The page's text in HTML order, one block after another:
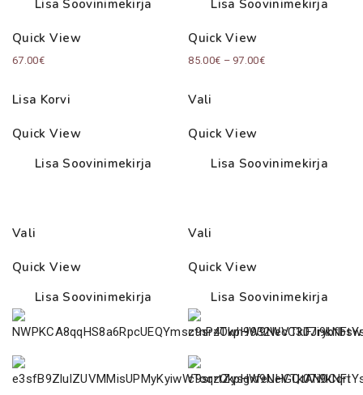
Lisa Soovinimekirja
Quick View
67.00€
Lisa Korvi
Quick View
Lisa Soovinimekirja
Lisa Soovinimekirja
Quick View
85.00€ – 97.00€Price
Vali
Quick View
Lisa Soovinimekirja
Vali
Quick View
Lisa Soovinimekirja
Vali
Quick View
Lisa Soovinimekirja